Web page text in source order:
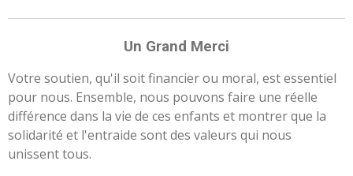
Un Grand Merci
Votre soutien, qu'il soit financier ou moral, est essentiel
pour nous. Ensemble, nous pouvons faire une réelle
différence dans la vie de ces enfants et montrer que la
solidarité et l'entraide sont des valeurs qui nous
unissent tous.